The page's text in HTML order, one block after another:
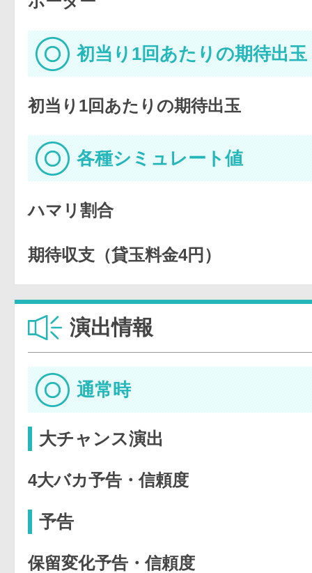
初当り1回あたりの期待出玉
初当り1回あたりの期待出玉
各種シミュレート値
ハマリ割合
期待収支（貸玉料金4円）
演出情報
通常時
大チャンス演出
4大バカ予告・信頼度
予告
保留変化予告・信頼度